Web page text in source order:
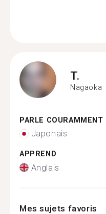
T.
Nagaoka
PARLE COURAMMENT
Japonais
APPREND
Anglais
Mes sujets favoris